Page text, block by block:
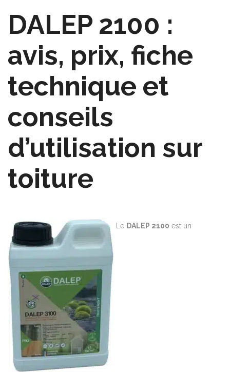
DALEP 2100 :
avis, prix, fiche
technique et
conseils
d’utilisation sur
toiture
Le DALEP 2100 est un